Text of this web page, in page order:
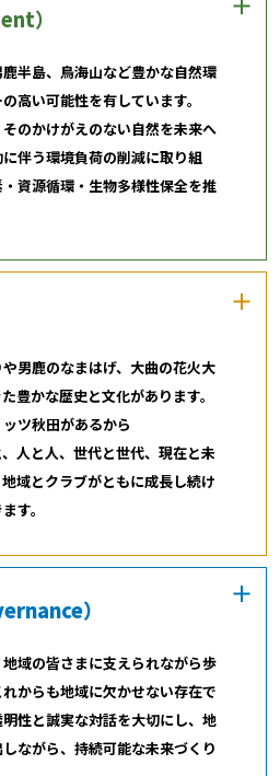
）
半島、鳥海山など豊かな自然環
高い可能性を有しています。
のかけがえのない自然を未来へ
伴う環境負荷の削減に取り組
資源循環・生物多様性保全を推
男鹿のなまはげ、大曲の花火大
豊かな歴史と文化があります。
ツ秋田があるから
と人、世代と世代、現在と未
域とクラブがともに成長し続け
す。
）
域の皆さまに支えられながら歩
からも地域に欠かせない存在で
性と誠実な対話を大切にし、地
ながら、持続可能な未来づくり